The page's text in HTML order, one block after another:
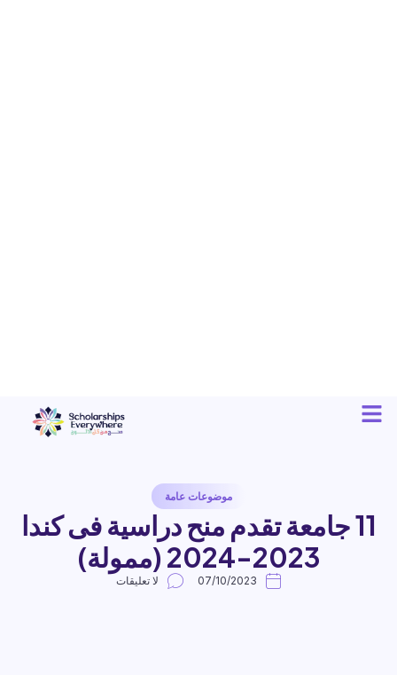
موضوعات عامة
11 جامعة تقدم منح دراسية فى كندا
2023-2024 (ممولة)
07/10/2023 لا تعليقات